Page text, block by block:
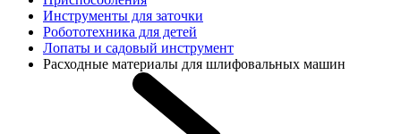
Инструменты для заточки
Робототехника для детей
Лопаты и садовый инструмент
Расходные материалы для шлифовальных машин